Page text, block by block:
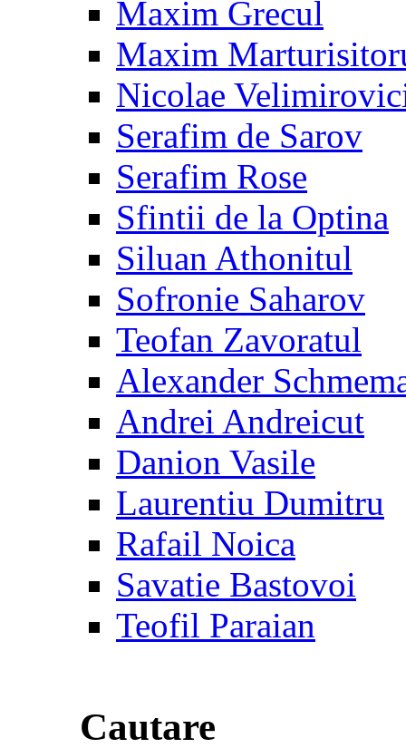
Maxim Grecul
Maxim
Nicolae
Serafim de Sarov
Serafim Rose
Sfintii de la Optina
Siluan Athonitul
Sofronie Saharov
Teofan Zavoratul
Alexander
Andrei Andreicut
Danion Vasile
Laurentiu Dumitru
Rafail Noica
Savatie Bastovoi
Teofil Paraian
Cautare